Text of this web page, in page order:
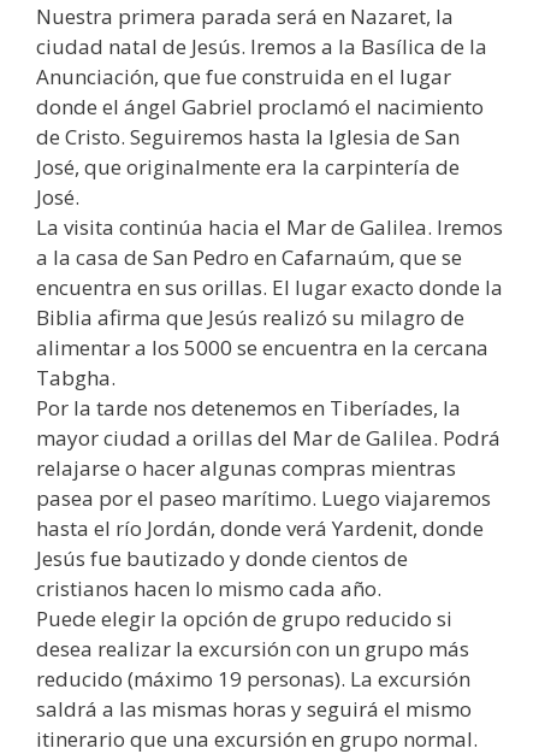
Nuestra primera parada será en Nazaret, la
ciudad natal de Jesús. Iremos a la Basílica de la
Anunciación, que fue construida en el lugar
donde el ángel Gabriel proclamó el nacimiento
de Cristo. Seguiremos hasta la Iglesia de San
José, que originalmente era la carpintería de
José.
La visita continúa hacia el Mar de Galilea. Iremos
a la casa de San Pedro en Cafarnaúm, que se
encuentra en sus orillas. El lugar exacto donde la
Biblia afirma que Jesús realizó su milagro de
alimentar a los 5000 se encuentra en la cercana
Tabgha.
Por la tarde nos detenemos en Tiberíades, la
mayor ciudad a orillas del Mar de Galilea. Podrá
relajarse o hacer algunas compras mientras
pasea por el paseo marítimo. Luego viajaremos
hasta el río Jordán, donde verá Yardenit, donde
Jesús fue bautizado y donde cientos de
cristianos hacen lo mismo cada año.
Puede elegir la opción de grupo reducido si
desea realizar la excursión con un grupo más
reducido (máximo 19 personas). La excursión
saldrá a las mismas horas y seguirá el mismo
itinerario que una excursión en grupo normal.